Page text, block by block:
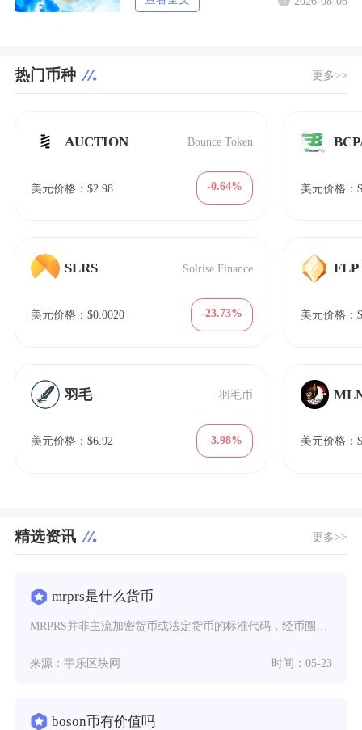
热门币种 更多>>
AUCTION Bounce Token
美元价格：$2.98 -0.64%
SLRS Solrise Finance
美元价格：$0.0020 -23.73%
羽毛 羽毛币
美元价格：$6.92 -3.98%
美元价格：
FLP
美元价格：
美元价格：
精选资讯 更多>>
mrprs是什么货币
来源：宇乐区块网 时间：05-23
boson币有价值吗